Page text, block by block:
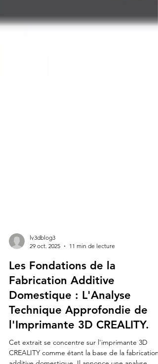
29 oct. 2025
11 min de lecture
Les Fondations de la
Fabrication Additive
Domestique : L'Analyse
Technique Approfondie de
l'Imprimante 3D CREALITY.
Cet extrait se concentre sur l'imprimante 3D